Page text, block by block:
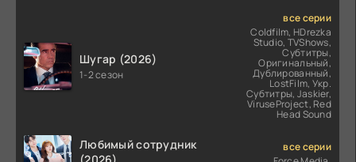
Шугар (2026)
1-2 сезон
все серии
Coldfilm, HDrezka
Studio, TVShows,
Субтитры,
Оригинальный,
Дублированный,
LostFilm, Укр.
Субтитры, Jaskier,
ViruseProject, Red
Head Sound
Любимый сотрудник
все серии